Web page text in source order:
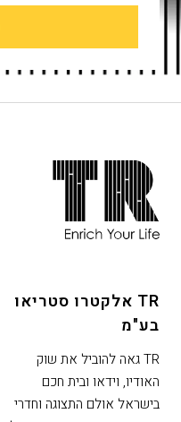
האתר,
באפשרותך
ללחוץ
לדלג
לאזור
הבא
TR אלקטרו סטריאו
בע"מ
TR גאה להוביל את שוק
האודיו, וידאו ובית חכם
בישראל אולם התצוגה וחדרי